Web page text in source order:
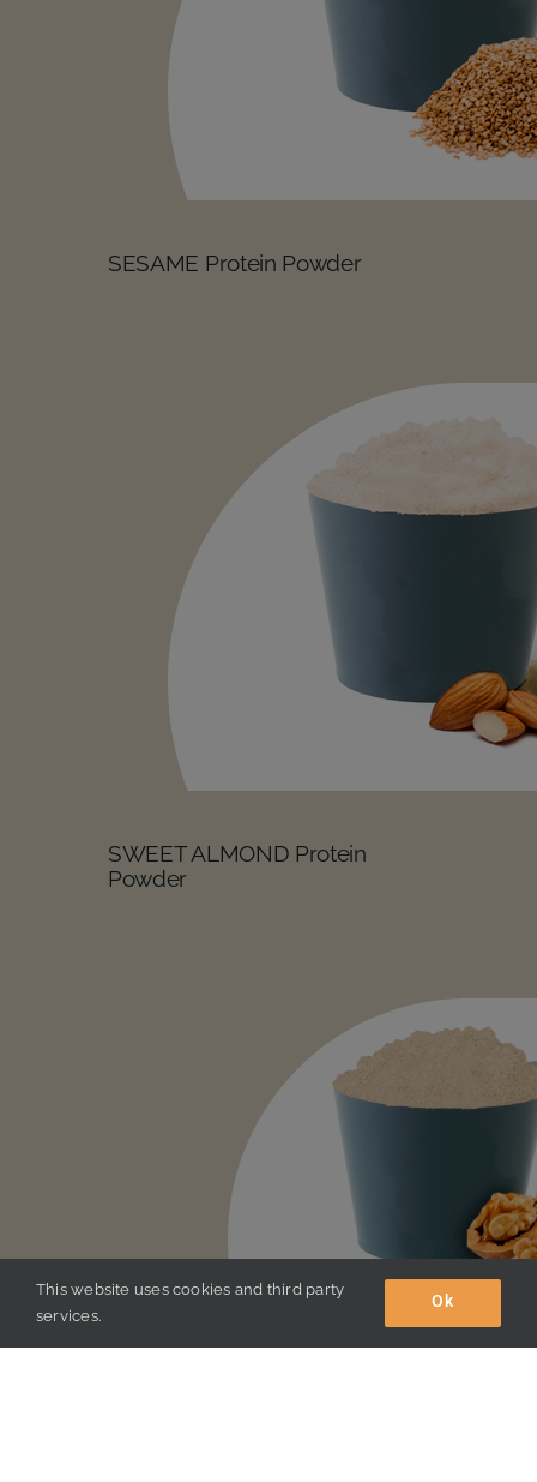
SESAME Protein Powder
SWEET ALMOND Protein
Powder
This website uses cookies and third party
services.
Ok